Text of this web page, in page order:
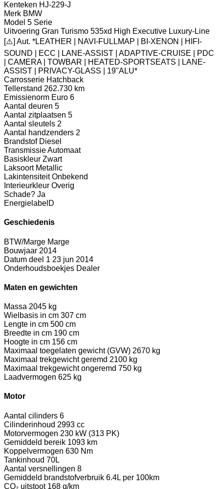
Kenteken HJ-229-J
Merk BMW
Model 5 Serie
Uitvoering Gran Turismo 535xd High Executive Luxury-Line
[⚠️] Aut. *LEATHER | NAVI-FULLMAP | BI-XENON | HIFI-
SOUND | ECC | LANE-ASSIST | ADAPTIVE-CRUISE | PDC
| CAMERA | TOWBAR | HEATED-SPORTSEATS | LANE-
ASSIST | PRIVACY-GLASS | 19"ALU*
Carrosserie Hatchback
Tellerstand 262.730 km
Emissienorm Euro 6
Aantal deuren 5
Aantal zitplaatsen 5
Aantal sleutels 2
Aantal handzenders 2
Brandstof Diesel
TransmissieAutomaat
Basiskleur Zwart
Laksoort Metallic
Lakintensiteit Onbekend
Interieurkleur Overig
Schade? Ja
Energielabel D
Geschiedenis
BTW/Marge Marge
Bouwjaar 2014
Datum deel 1 23 jun 2014
Onderhoudsboekjes Dealer
Maten en gewichten
Massa 2045 kg
Wielbasis in cm 307 cm
Lengte in cm 500 cm
Breedte in cm 190 cm
Hoogte in cm 156 cm
Maximaal toegelaten gewicht (GVW) 2670 kg
Maximaal trekgewicht geremd 2100 kg
Maximaal trekgewicht ongeremd 750 kg
Laadvermogen 625 kg
Motor
Aantal cilinders 6
Cilinderinhoud 2993 cc
Motorvermogen 230 kW (313 PK)
Gemiddeld bereik 1093 km
Koppelvermogen 630 Nm
Tankinhoud 70L
Aantal versnellingen 8
Gemiddeld brandstofverbruik 6.4L per 100km
CO₂ uitstoot 168 g/km